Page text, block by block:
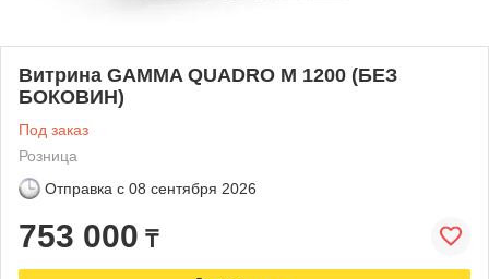
Витрина GAMMA QUADRO M 1200 (БЕЗ
БОКОВИН)
Под заказ
Розница
Отправка с 08 сентября 2026
753 000 ₸